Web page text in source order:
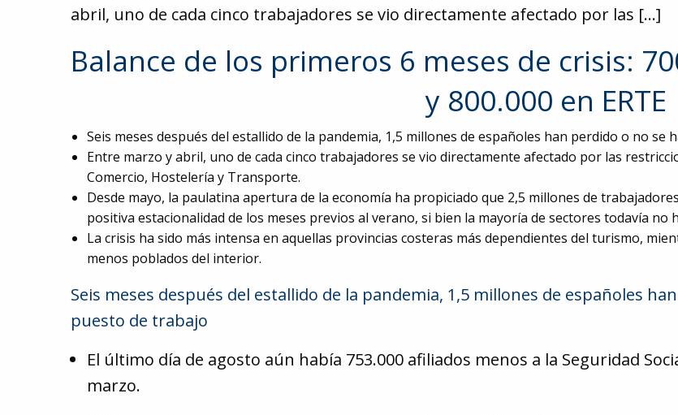
5980674
abril, uno de cada cinco trabajadores se vio directamente afectado por las […]
Balance de los primeros 6 meses de crisis:
y 800.000 en ERTE
Seis meses después del estallido de la pandemia, 1,5 millones de españoles han perdido o no
Entre marzo y abril, uno de cada cinco trabajadores se vio directamente afectado por las
Comercio, Hostelería y Transporte.
Desde mayo, la paulatina apertura de la economía ha propiciado que 2,5 millones de
positiva estacionalidad de los meses previos al verano, si bien la mayoría de sectores todavía no
La crisis ha sido más intensa en aquellas provincias costeras más dependientes del turismo,
menos poblados del interior.
Seis meses después del estallido de la pandemia, 1,5 millones de españoles
puesto de trabajo
El último día de agosto aún había 753.000 afiliados menos a la Seguridad
marzo.